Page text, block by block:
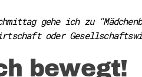
gehe ich zu
oder
bewegt!